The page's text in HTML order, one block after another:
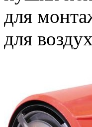
для
для